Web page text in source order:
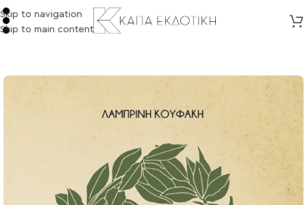
Skip to navigation
Skip to main content